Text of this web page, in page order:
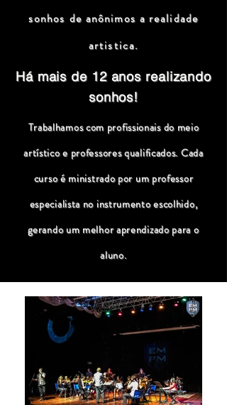
sonhos de anônimos a realidade
artistica.
Há mais de 12 anos realizando
sonhos!
Trabalhamos com profissionais do meio
artístico e professores qualificados. Cada
curso é ministrado por um professor
especialista no instrumento escolhido,
gerando um melhor aprendizado para o
aluno.